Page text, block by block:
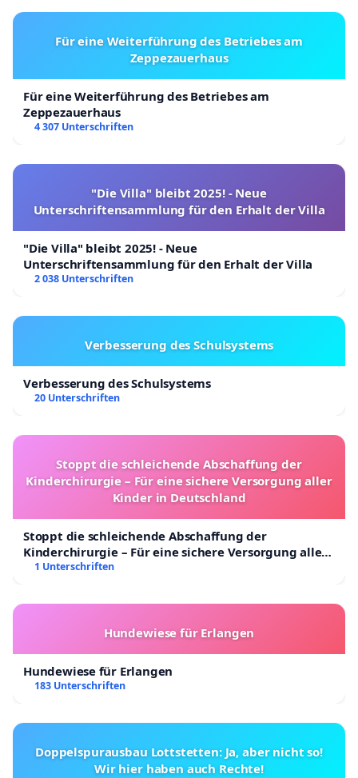
Für eine Weiterführung des Betriebes am
Zeppezauerhaus
Für eine Weiterführung des Betriebes am
Zeppezauerhaus
4 307 Unterschriften
"Die Villa" bleibt 2025! - Neue
Unterschriftensammlung für den Erhalt der Villa
"Die Villa" bleibt 2025! - Neue
Unterschriftensammlung für den Erhalt der Villa
2 038 Unterschriften
Verbesserung des Schulsystems
Verbesserung des Schulsystems
20 Unterschriften
Stoppt die schleichende Abschaffung der
Kinderchirurgie – Für eine sichere Versorgung aller
Kinder in Deutschland
Stoppt die schleichende Abschaffung der
Kinderchirurgie – Für eine sichere Versorgung aller
Kinder in Deutschland
1 Unterschriften
Hundewiese für Erlangen
Hundewiese für Erlangen
183 Unterschriften
Doppelspurausbau Lottstetten: Ja, aber nicht so!
Wir hier haben auch Rechte!